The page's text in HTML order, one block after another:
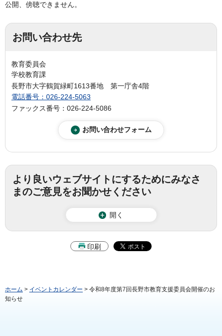
公開、傍聴できません。
お問い合わせ先
教育委員会
学校教育課
長野市大字鶴賀緑町1613番地 第一庁舎4階
電話番号：026-224-5063
ファックス番号：026-224-5086
より良いウェブサイトにするためにみなさ
まのご意見をお聞かせください
開く
印刷
ホーム > イベントカレンダー > 令和8年度第7回長野市教育支援委員会開催のお
知らせ